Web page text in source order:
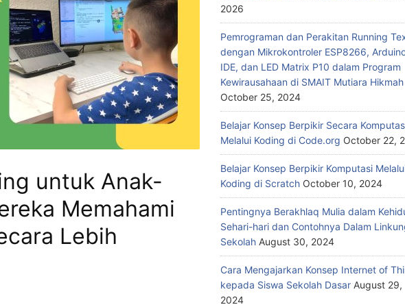
untuk Anak-
Memahami
Lebih
2026
Pemrograman dan Perakitan Running
dengan Mikrokontroler ESP8266,
IDE, dan LED Matrix P10 dalam Program
Kewirausahaan di SMAIT Mutiara Hikmah
October 25, 2024
Belajar Konsep Berpikir Secara
Melalui Koding di Code.org October 22,
Belajar Konsep Berpikir Komputasi
Koding di Scratch October 10, 2024
Pentingnya Berakhlaq Mulia dalam
Sehari-hari dan Contohnya Dalam
Sekolah August 30, 2024
Cara Mengajarkan Konsep Internet of
kepada Siswa Sekolah Dasar August 29,
2024